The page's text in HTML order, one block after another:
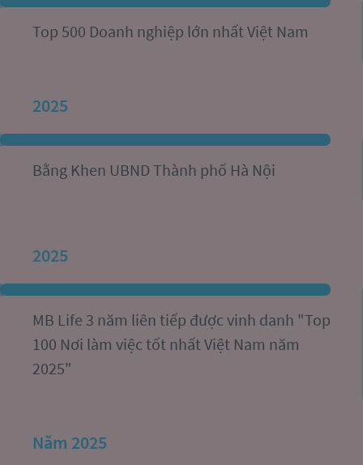
Top 500 Doanh nghiệp lớn nhất Việt Nam
2025
Bằng Khen UBND Thành phố Hà Nội
2025
MB Life 3 năm liên tiếp được vinh danh "Top
100 Nơi làm việc tốt nhất Việt Nam năm
2025"
Năm 2025